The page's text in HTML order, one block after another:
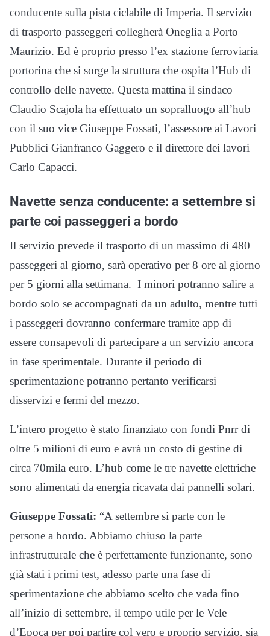
conducente sulla pista ciclabile di Imperia. Il servizio
di trasporto passeggeri collegherà Oneglia a Porto
Maurizio. Ed è proprio presso l’ex stazione ferroviaria
portorina che si sorge la struttura che ospita l’Hub di
controllo delle navette. Questa mattina il sindaco
Claudio Scajola ha effettuato un sopralluogo all’hub
con il suo vice Giuseppe Fossati, l’assessore ai Lavori
Pubblici Gianfranco Gaggero e il direttore dei lavori
Carlo Capacci.
Navette senza conducente: a settembre si
parte coi passeggeri a bordo
Il servizio prevede il trasporto di un massimo di 480
passeggeri al giorno, sarà operativo per 8 ore al giorno
per 5 giorni alla settimana. I minori potranno salire a
bordo solo se accompagnati da un adulto, mentre tutti
i passeggeri dovranno confermare tramite app di
essere consapevoli di partecipare a un servizio ancora
in fase sperimentale. Durante il periodo di
sperimentazione potranno pertanto verificarsi
disservizi e fermi del mezzo.
L’intero progetto è stato finanziato con fondi Pnrr di
oltre 5 milioni di euro e avrà un costo di gestine di
circa 70mila euro. L’hub come le tre navette elettriche
sono alimentati da energia ricavata dai pannelli solari.
Giuseppe Fossati: “A settembre si parte con le
persone a bordo. Abbiamo chiuso la parte
infrastrutturale che è perfettamente funzionante, sono
già stati i primi test, adesso parte una fase di
sperimentazione che abbiamo scelto che vada fino
all’inizio di settembre, il tempo utile per le Vele
d’Epoca per poi partire col vero e proprio servizio, sia